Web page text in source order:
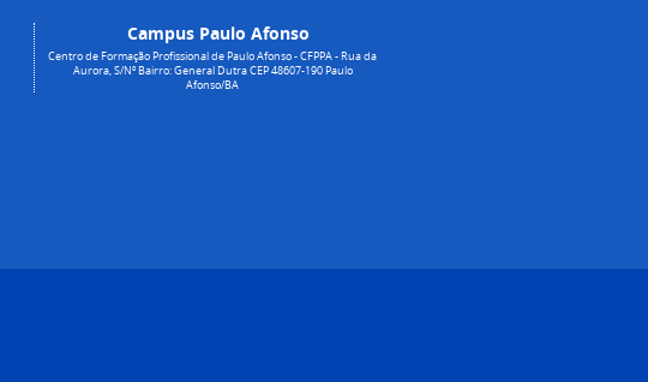
Campus Paulo Afonso
Centro de Formação Profissional de Paulo Afonso - CFPPA - Rua da
Aurora, S/Nº Bairro: General Dutra CEP 48607-190 Paulo
Afonso/BA